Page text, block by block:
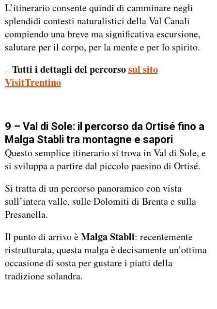
L’itinerario consente quindi di camminare negli
splendidi contesti naturalistici della Val Canali
compiendo una breve ma significativa escursione,
salutare per il corpo, per la mente e per lo spirito.
_ Tutti i dettagli del percorsosul sito
VisitTrentino
9 – Val di Sole: il percorso da Ortisé fino a
Malga Stabli tra montagne e sapori
Questo semplice itinerario si trova in Val di Sole, e
si sviluppa a partire dal piccolo paesino di Ortisé.
Si tratta di un percorso panoramico con vista
sull’intera valle, sulle Dolomiti di Brenta e sulla
Presanella.
Il punto di arrivo èMalga Stabli: recentemente
ristrutturata, questa malga è decisamente un’ottima
occasione di sosta per gustare i piatti della
tradizione solandra.